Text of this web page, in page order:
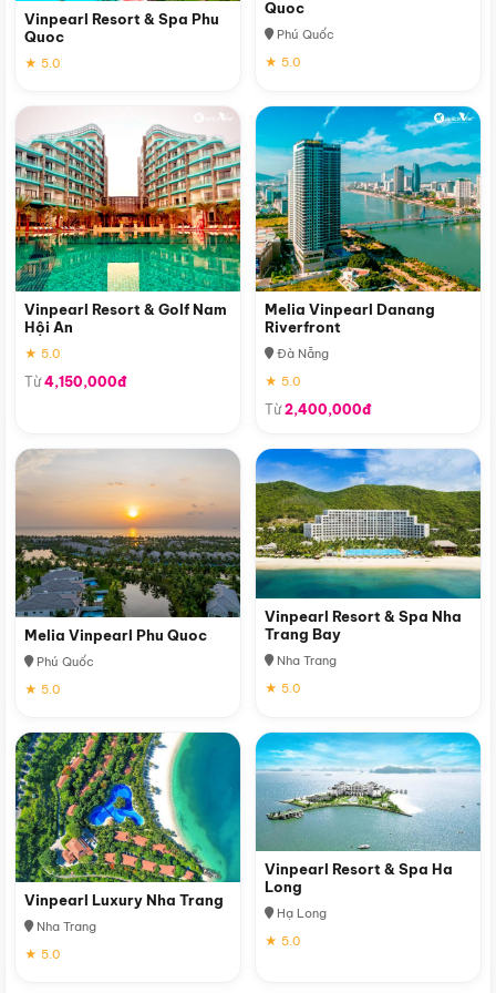
Vinpearl Resort & Spa Phu
Quoc
★ 5.0
Quoc
Phú Quốc
★ 5.0
Vinpearl Resort & Golf Nam
Hội An
★ 5.0
Từ4,150,000đ
Melia Vinpearl Danang
Riverfront
Đà Nẵng
★ 5.0
Từ2,400,000đ
Melia Vinpearl Phu Quoc
Phú Quốc
★ 5.0
Vinpearl Resort & Spa Nha
Trang Bay
Nha Trang
★ 5.0
Vinpearl Luxury Nha Trang
Nha Trang
★ 5.0
Vinpearl Resort & Spa Ha
Long
Hạ Long
★ 5.0